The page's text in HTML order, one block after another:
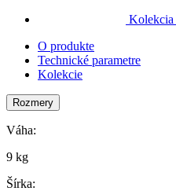
Kolekcia
O produkte
Technické parametre
Kolekcie
Rozmery
Váha:
9 kg
Šírka: